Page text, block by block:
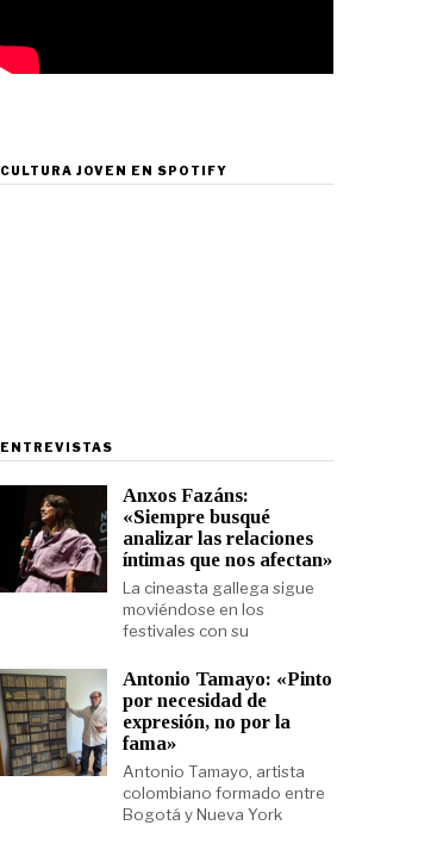
CULTURA JOVEN EN SPOTIFY
ENTREVISTAS
Anxos Fazáns:
«Siempre busqué
analizar las relaciones
íntimas que nos afectan»
La cineasta gallega sigue
moviéndose en los
festivales con su
Antonio Tamayo: «Pinto
por necesidad de
expresión, no por la
fama»
Antonio Tamayo, artista
colombiano formado entre
Bogotá y Nueva York